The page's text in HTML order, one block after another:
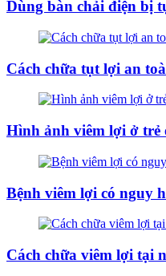
Dùng bàn chải điện bị
Cách chữa tụt lợi an
Hình ảnh viêm lợi ở trẻ
Bệnh viêm lợi có nguy
Cách chữa viêm lợi tại